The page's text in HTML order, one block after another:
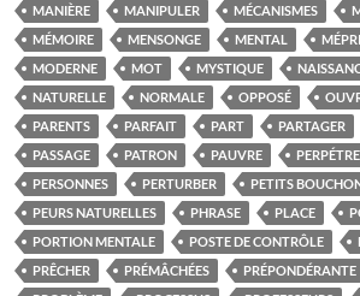
MANIÈRE
MANIPULER MÉCANISMES
MÉMOIRE
MENSONGE MENTAL
MODERNE
MOT MYSTIQUE
NATURELLE
NORMALE OPPOSÉ
PARENTS
PARFAIT PART PARTAGER
PASSAGE
PATRON PAUVRE
PERSONNES
PERTURBER
PETITS
PEURS NATURELLES
PHRASE PLACE
PORTION MENTALE
POSTE DE CONTRÔLE
PRÊCHER
PRÉMÂCHÉES PRÉPONDÉRANTE